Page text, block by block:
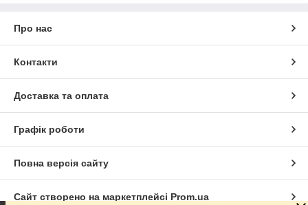
Про нас
Контакти
Доставка та оплата
Графік роботи
Повна версія сайту
Сайт створено на маркетплейсі Prom.ua